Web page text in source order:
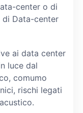
center o di
Data-center
ai data center
luce dal
comumo
rischi legati